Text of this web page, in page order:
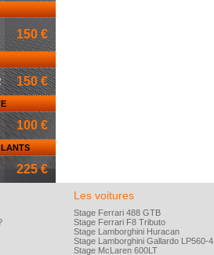
150 €
150 €
100 €
225 €
Les voitures
Stage Ferrari 488 GTB
Stage Ferrari F8 Tributo
Stage Lamborghini Huracan
Stage Lamborghini Gallardo LP560-4
Stage McLaren 600LT